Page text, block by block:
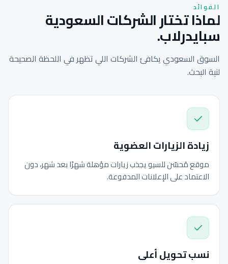
الفوائد
لماذا تختار الشركات السعودية
سبايدرلاب.
السوق السعودي يكافئ الشركات اللي تظهر في اللحظة الصحيحة
لنية البحث.
زيادة الزيارات العضوية
موقع مُحسّن للسيو يجذب زيارات مؤهلة شهرًا بعد شهر، دون
الاعتماد على الإعلانات المدفوعة.
نسب تحويل أعلى